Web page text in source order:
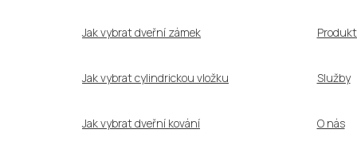
Jak vybrat dveřní zámek
Jak vybrat cylindrickou vložku
Jak vybrat dveřní kování
Služby
O nás